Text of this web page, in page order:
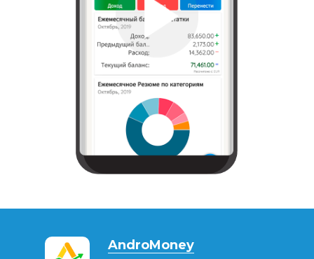
AndroMoney